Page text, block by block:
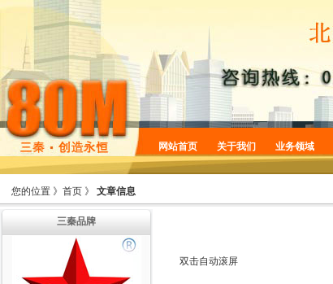
网站首页 关于我们
企业简介
业务领域
商标服务
您的位置 》 首页 》 文章信息
三秦品牌
双击自动滚屏